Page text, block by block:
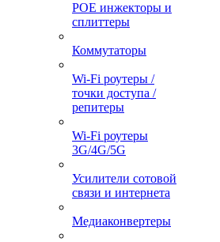
POE инжекторы и
сплиттеры
Коммутаторы
Wi-Fi роутеры /
точки доступа /
репитеры
Wi-Fi роутеры
3G/4G/5G
Усилители сотовой
связи и интернета
Медиаконвертеры